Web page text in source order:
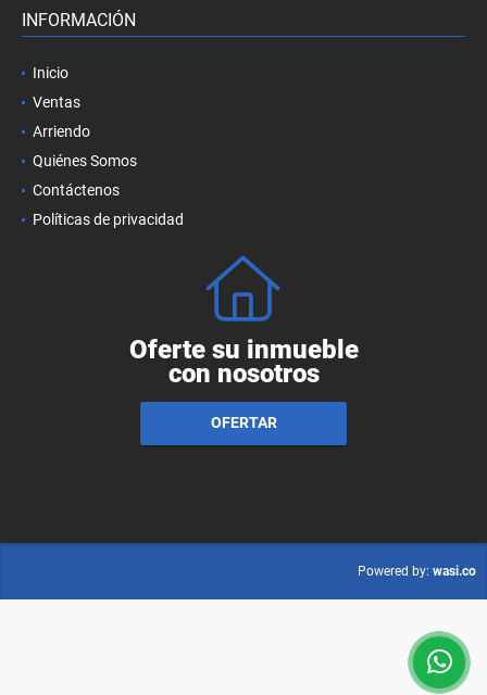
INFORMACIÓN
Inicio
Ventas
Arriendo
Quiénes Somos
Contáctenos
Políticas de privacidad
Oferte su inmueble
con nosotros
OFERTAR
Powered by: wasi.co